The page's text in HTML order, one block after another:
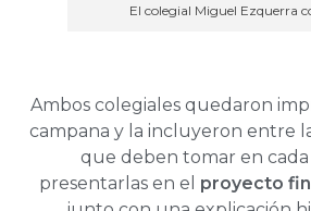
El colegial Miguel Ezquerra
Ambos colegiales quedaron
campana y la incluyeron entre
que deben tomar en cada
presentarlas en el proyecto